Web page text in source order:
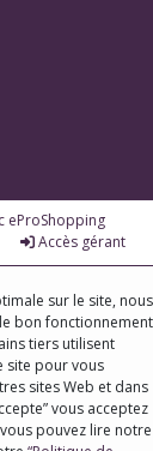
eProShopping
Accès gérant
sur le site, nous
bon fonctionnement
tiers utilisent
site pour vous
sites Web et dans
vous acceptez
pouvez lire notre